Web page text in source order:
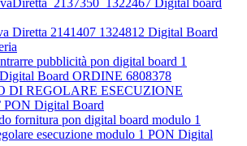
Digital board
Diretta 2141407 1324812 Digital Board
pubblicità pon digital board 1
Board ORDINE 6808378
DI REGOLARE ESECUZIONE
Digital Board
fornitura pon digital board modulo 1
esecuzione modulo 1 PON Digital